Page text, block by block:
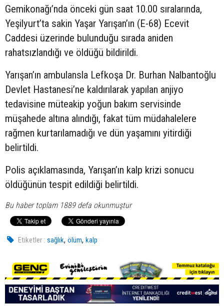
Gemikonağı’nda önceki gün saat 10.00 sıralarında,
Yeşilyurt’ta sakin Yaşar Yarışan’ın (E-68) Ecevit
Caddesi üzerinde bulunduğu sırada aniden
rahatsızlandığı ve öldüğü bildirildi.
Yarışan’ın ambulansla Lefkoşa Dr. Burhan Nalbantoğlu
Devlet Hastanesi’ne kaldırılarak yapılan anjiyo
tedavisine müteakip yoğun bakım servisinde
müşahede altına alındığı, fakat tüm müdahalelere
rağmen kurtarılamadığı ve dün yaşamını yitirdiği
belirtildi.
Polis açıklamasında, Yarışan’ın kalp krizi sonucu
öldüğünün tespit edildiği belirtildi.
Bu haber toplam 1889 defa okunmuştur
Etiketler : sağlık,ölüm,kalp